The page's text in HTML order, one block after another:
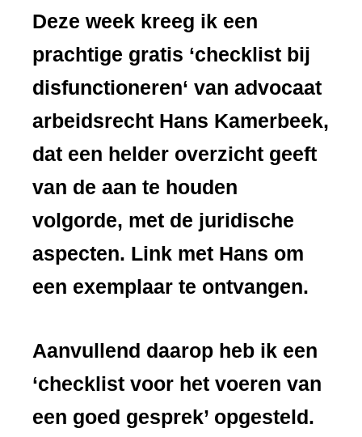
Deze week kreeg ik een
prachtige gratis ‘checklist bij
disfunctioneren‘ van advocaat
arbeidsrecht Hans Kamerbeek,
dat een helder overzicht geeft
van de aan te houden
volgorde, met de juridische
aspecten. Link met Hans om
een exemplaar te ontvangen.
Aanvullend daarop heb ik een
‘checklist voor het voeren van
een goed gesprek’ opgesteld.